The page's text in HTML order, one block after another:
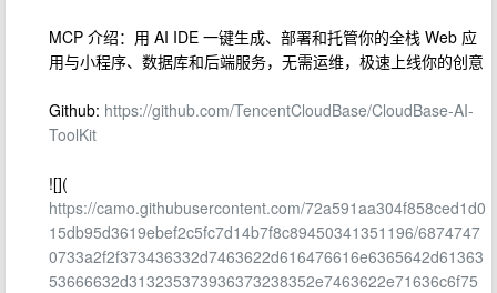
MCP 介绍：用 AI IDE 一键生成、部署和托管你的全栈 Web 应
用与小程序、数据库和后端服务，无需运维，极速上线你的创意
Github: https://github.com/TencentCloudBase/CloudBase-AI-
ToolKit
![](
https://camo.githubusercontent.com/72a591aa304f858ced1d0
15db95d3619ebef2c5fc7d14b7f8c89450341351196/6874747
0733a2f2f373436332d7463622d616476616e6365642d61363
53666632d313235373936373238352e7463622e71636c6f75